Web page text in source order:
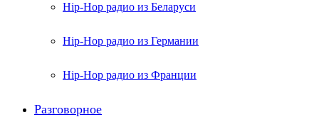
Hip-Hop радио из Беларуси
Hip-Hop радио из Германии
Hip-Hop радио из Франции
Разговорное